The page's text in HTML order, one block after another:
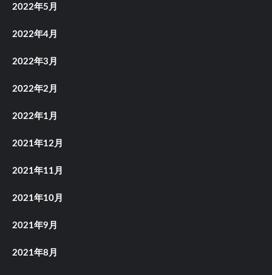
2022年5月
2022年4月
2022年3月
2022年2月
2022年1月
2021年12月
2021年11月
2021年10月
2021年9月
2021年8月